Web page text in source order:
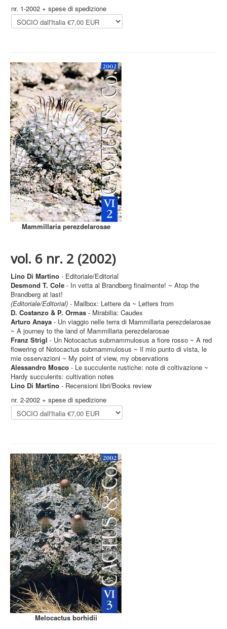
nr. 1-2002 + spese di spedizione
Mammillaria perezdelarosae
vol. 6 nr. 2 (2002)
Lino Di Martino - Editoriale/Editorial
Desmond T. Cole - In vetta al Brandberg finalmente! ~ Atop the
Brandberg at last!
(Editoriale/Editorial) - Mailbox: Lettere da ~ Letters from
D. Costanzo & P. Ormas - Mirabilia: Caudex
Arturo Anaya - Un viaggio nelle terra di Mammillaria perezdelarosae
~ A journey to the land of Mammillaria perezdelarosae
Franz Strigl - Un Notocactus submammulosus a fiore rosso ~ A red
flowering of Notocactus submammulosus ~ Il mio punto di vista, le
mie osservazioni ~ My point of view, my observations
Alessandro Mosco - Le succulente rustiche: note di coltivazione ~
Hardy succulents: cultivation notes
Lino Di Martino - Recensioni libri/Books review
nr. 2-2002 + spese di spedizione
Melocactus borhidii